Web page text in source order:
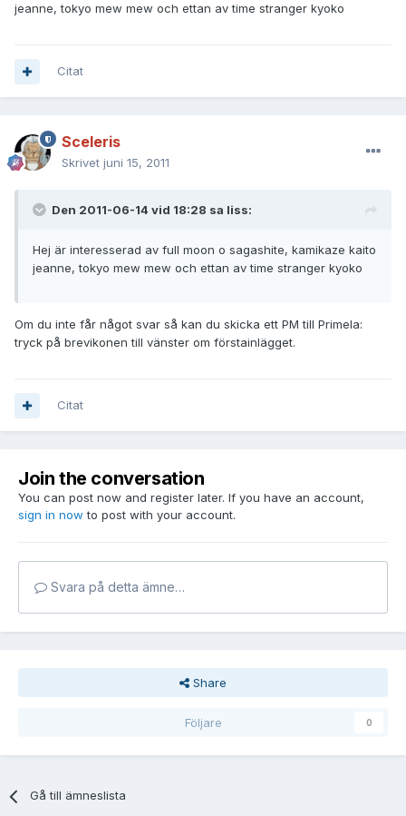
jeanne, tokyo mew mew och ettan av time stranger kyoko
Citat
Sceleris
Skrivet juni 15, 2011
Den 2011-06-14 vid 18:28 sa liss:
Hej är interesserad av full moon o sagashite, kamikaze kaito
jeanne, tokyo mew mew och ettan av time stranger kyoko
Om du inte får något svar så kan du skicka ett PM till Primela:
tryck på brevikonen till vänster om förstainlägget.
Citat
Join the conversation
You can post now and register later. If you have an account,
sign in now to post with your account.
Svara på detta ämne…
Share
Följare 0
Gå till ämneslista